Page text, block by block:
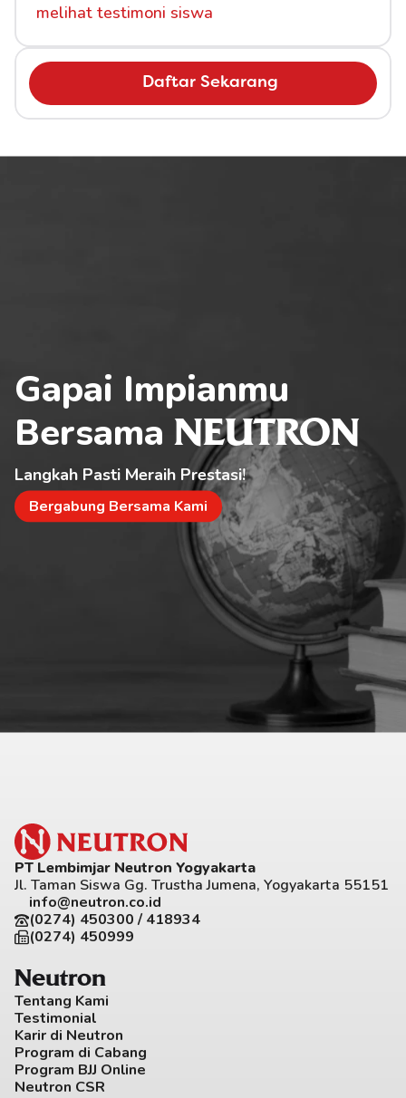
Daftar Sekarang
melihat testimoni siswa
Gapai Impianmu
Bersama NEUTRON
Langkah Pasti Meraih Prestasi!
Bergabung Bersama Kami
PT Lembimjar Neutron Yogyakarta
Jl. Taman Siswa Gg. Trustha Jumena, Yogyakarta 55151
info@neutron.co.id
(0274) 450300 / 418934
(0274) 450999
Neutron
Tentang Kami
Testimonial
Karir di Neutron
Program di Cabang
Program BJJ Online
Neutron CSR